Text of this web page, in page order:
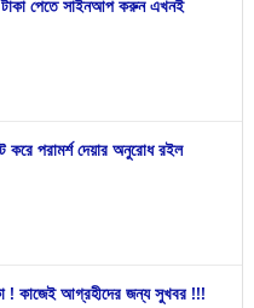
পেতে সাইনআপ করুন এখনই
করে পরামর্শ দেয়ার অনুরোধ রইল
! কাজেই আগ্রহীদের জন্য সুখবর !!!